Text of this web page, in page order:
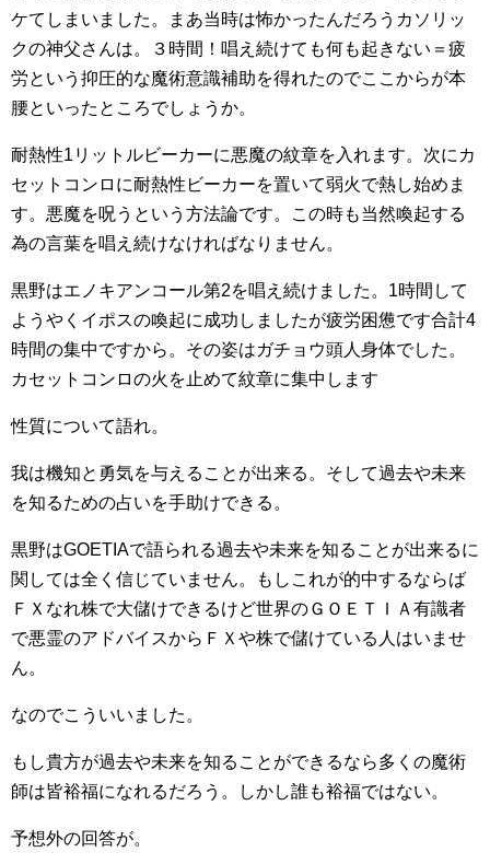
ケてしまいました。まあ当時は怖かったんだろうカソリッ
クの神父さんは。３時間！唱え続けても何も起きない＝疲
労という抑圧的な魔術意識補助を得れたのでここからが本
腰といったところでしょうか。
耐熱性1リットルビーカーに悪魔の紋章を入れます。次にカ
セットコンロに耐熱性ビーカーを置いて弱火で熱し始めま
す。悪魔を呪うという方法論です。この時も当然喚起する
為の言葉を唱え続けなければなりません。
黒野はエノキアンコール第2を唱え続けました。1時間して
ようやくイポスの喚起に成功しましたが疲労困憊です合計4
時間の集中ですから。その姿はガチョウ頭人身体でした。
カセットコンロの火を止めて紋章に集中します
性質について語れ。
我は機知と勇気を与えることが出来る。そして過去や未来
を知るための占いを手助けできる。
黒野はGOETIAで語られる過去や未来を知ることが出来るに
関しては全く信じていません。もしこれが的中するならば
ＦＸなれ株で大儲けできるけど世界のＧＯＥＴＩＡ有識者
で悪霊のアドバイスからＦＸや株で儲けている人はいませ
ん。
なのでこういいました。
もし貴方が過去や未来を知ることができるなら多くの魔術
師は皆裕福になれるだろう。しかし誰も裕福ではない。
予想外の回答が。